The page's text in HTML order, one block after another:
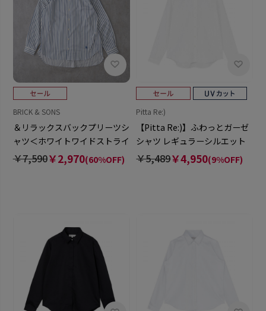
BRICK & SONS
＆リラックスバックプリーツシ
ャツ＜ホワイトワイドストライ
プ＞
￥7,590￥2,970(60%OFF)
Pitta Re:)
【Pitta Re:)】ふわっとガーゼ
シャツ レギュラーシルエット
長袖 綿100% レディース カジ
￥5,489￥4,950(9%OFF)